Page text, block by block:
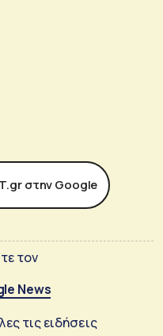
στην Google
τον
News
τις ειδήσεις